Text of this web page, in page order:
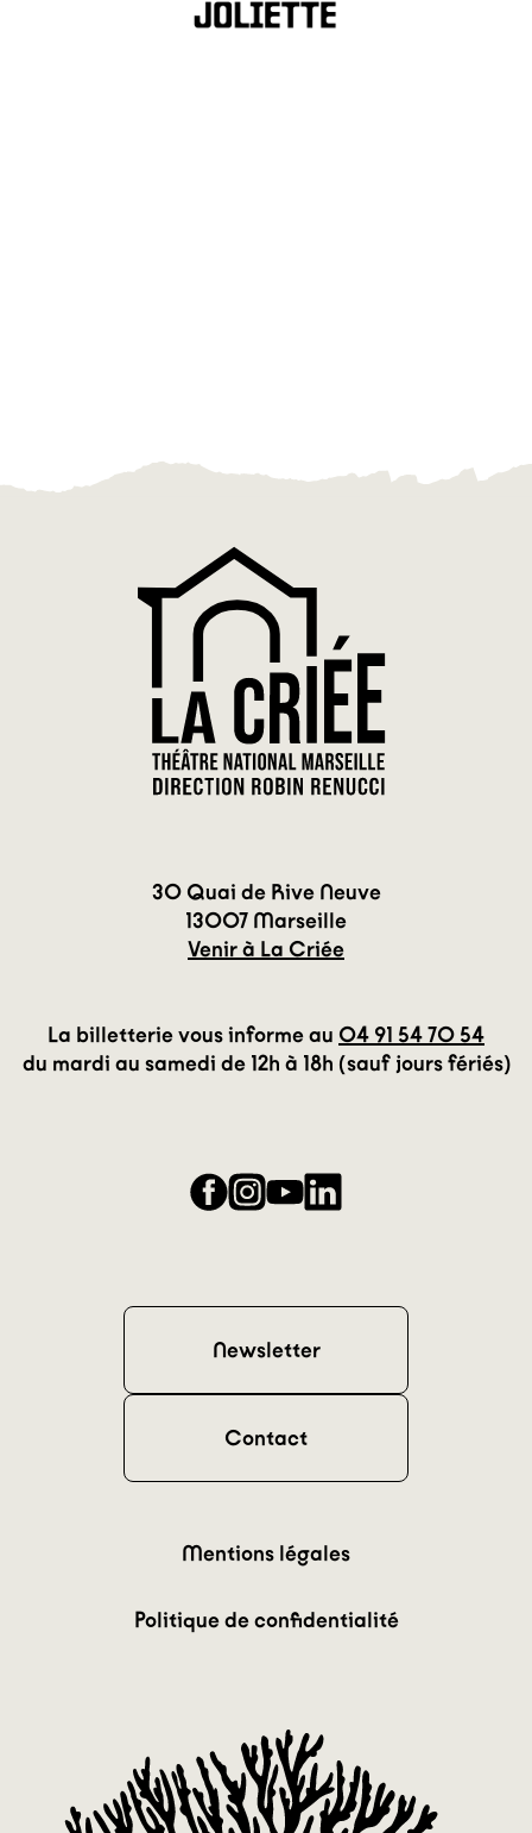
30 Quai de Rive Neuve
13007 Marseille
Venir à La Criée
La billetterie vous informe au 04 91 54 70 54
du mardi au samedi de 12h à 18h (sauf jours fériés)
Facebook
Instagram
YouTubeLinkedIn
Newsletter
Contact
Mentions légales
Politique de confidentialité